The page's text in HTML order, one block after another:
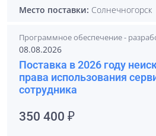
Место поставки: Солнечногорск
Программное обеспечение -
08.08.2026
Поставка в 2026 году
права использования
сотрудника
350 400 ₽